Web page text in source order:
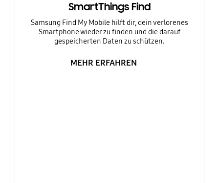
SmartThings Find
Samsung Find My Mobile hilft dir, dein verlorenes
Smartphone wieder zu finden und die darauf
gespeicherten Daten zu schützen.
MEHR ERFAHREN